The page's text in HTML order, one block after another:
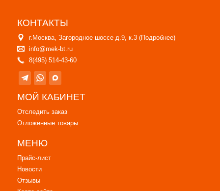
КОНТАКТЫ
г.Москва, Загородное шоссе д.9, к.3 (Подробнее)
info@mek-bt.ru
8(495) 514-43-60
МОЙ КАБИНЕТ
Отследить заказ
Отложенные товары
МЕНЮ
Прайс-лист
Новости
Отзывы